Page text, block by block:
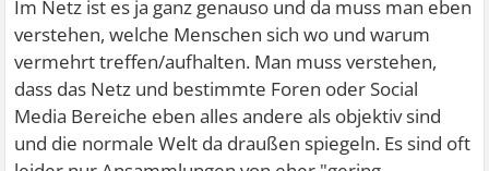
indem wir uns täglich in eine Science Fiction
Heilungskapsel legen, wie es sie im Film "Elysium" gibt.
Was wir aber tun können und zumindest versuchen
sollten:
1. Lernen, zu verstehen, dass der Faktor Zufall in jedem
über das eigene Leben, die eigene Gesundheit und die
Welt allgemein. Mir hat das sehr geholfen, besonders,
weil ich immer jemand war (und auch noch bin), der
immer Probleme damit hatte, die Kontrolle über viele
Dinge nicht haben zu können.
Im Netz ist es ja ganz genauso und da muss man eben
verstehen, welche Menschen sich wo und warum
vermehrt treffen/aufhalten. Man muss verstehen,
dass das Netz und bestimmte Foren oder Social
Media Bereiche eben alles andere als objektiv sind
und die normale Welt da draußen spiegeln. Es sind oft